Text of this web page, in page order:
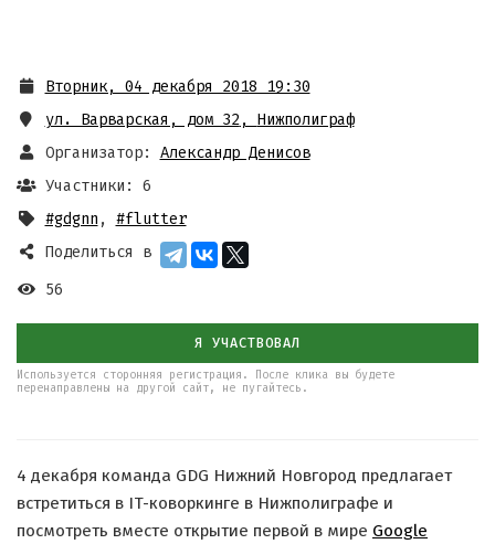
Вторник, 04 декабря 2018 19:30
ул. Варварская, дом 32, Нижполиграф
Организатор:
Александр Денисов
Участники: 6
#gdgnn , #flutter
Поделиться в
56
Я УЧАСТВОВАЛ
Используется сторонняя регистрация. После клика вы будете
перенаправлены на другой сайт, не пугайтесь.
4 декабря команда GDG Нижний Новгород предлагает
встретиться в IT-коворкинге в Нижполиграфе и
посмотреть вместе открытие первой в мире Google